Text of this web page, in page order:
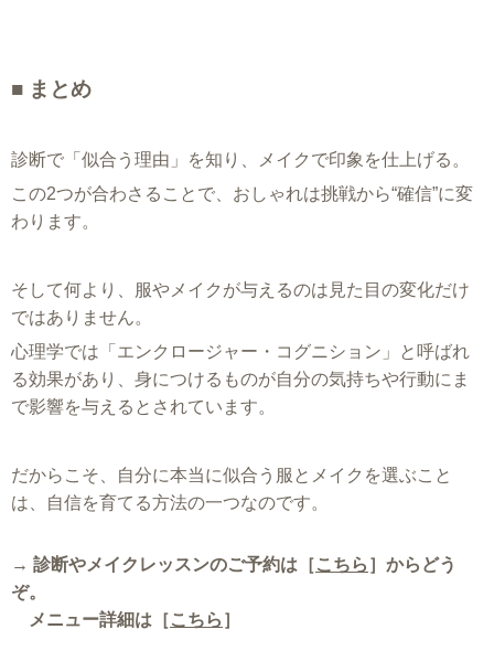
■ まとめ
診断で「似合う理由」を知り、メイクで印象を仕上げる。
この2つが合わさることで、おしゃれは挑戦から“確信”に変
わります。
そして何より、服やメイクが与えるのは見た目の変化だけ
ではありません。
心理学では「エンクロージャー・コグニション」と呼ばれ
る効果があり、身につけるものが自分の気持ちや行動にま
で影響を与えるとされています。
だからこそ、自分に本当に似合う服とメイクを選ぶこと
は、自信を育てる方法の一つなのです。
→ 診断やメイクレッスンのご予約は［こちら ］からどう
ぞ。
メニュー詳細は［こちら ］